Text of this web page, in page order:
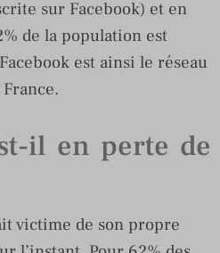
sur Facebook) et en
de la population est
est ainsi le réseau
il en perte de
victime de son propre